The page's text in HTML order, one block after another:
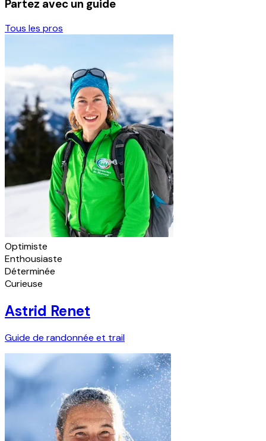
Partez avec un guide
Tous les pros
Optimiste
Enthousiaste
Déterminée
Curieuse
Astrid Renet
Guide de randonnée et trail